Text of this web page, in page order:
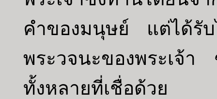
คำของมนุษย์ แต่ได้รับ
พระวจนะของพระเจ้า
ทั้งหลายที่เชื่อด้วย